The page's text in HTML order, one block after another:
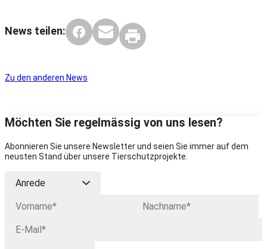
News teilen:
Zu den anderen News
Möchten Sie regelmässig von uns lesen?
Abonnieren Sie unsere Newsletter und seien Sie immer auf dem
neusten Stand über unsere Tierschutzprojekte.